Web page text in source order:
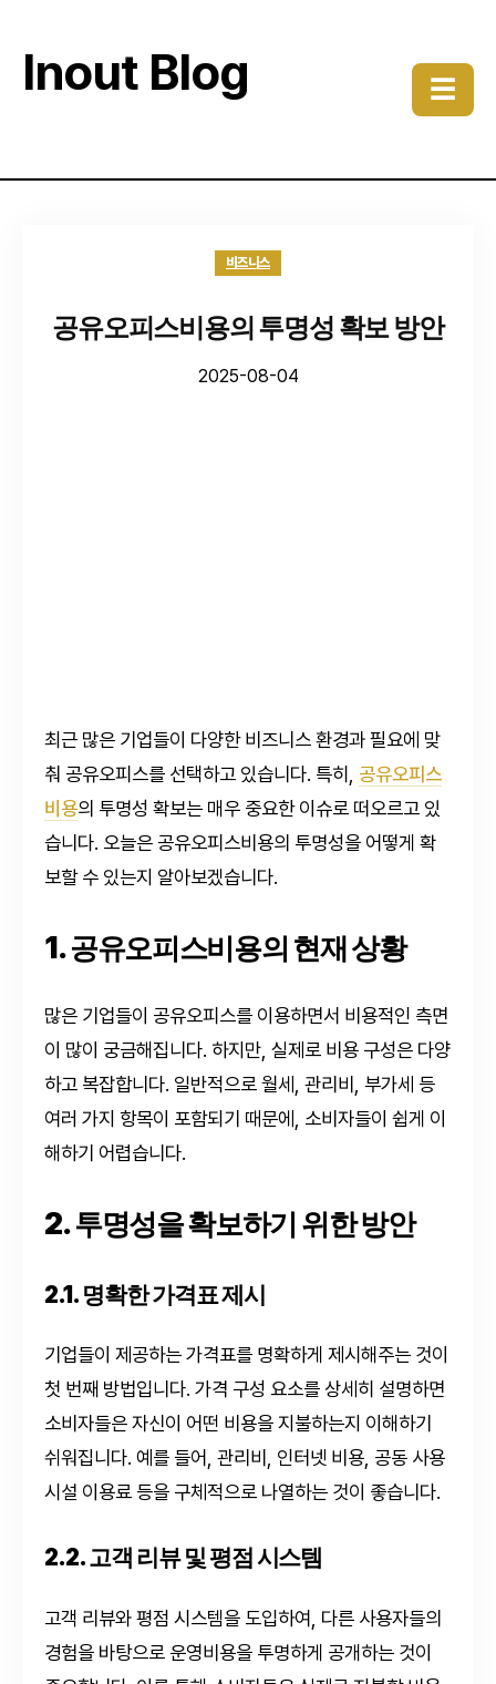
Inout Blog ☰
비즈니스
공유오피스비용의 투명성 확보 방안
2025-08-04
최근 많은 기업들이 다양한 비즈니스 환경과 필요에 맞
춰 공유오피스를 선택하고 있습니다. 특히, 공유오피스
비용의 투명성 확보는 매우 중요한 이슈로 떠오르고 있
습니다. 오늘은 공유오피스비용의 투명성을 어떻게 확
보할 수 있는지 알아보겠습니다.
1. 공유오피스비용의 현재 상황
많은 기업들이 공유오피스를 이용하면서 비용적인 측면
이 많이 궁금해집니다. 하지만, 실제로 비용 구성은 다양
하고 복잡합니다. 일반적으로 월세, 관리비, 부가세 등
여러 가지 항목이 포함되기 때문에, 소비자들이 쉽게 이
해하기 어렵습니다.
2. 투명성을 확보하기 위한 방안
2.1. 명확한 가격표 제시
기업들이 제공하는 가격표를 명확하게 제시해주는 것이
첫 번째 방법입니다. 가격 구성 요소를 상세히 설명하면
소비자들은 자신이 어떤 비용을 지불하는지 이해하기
쉬워집니다. 예를 들어, 관리비, 인터넷 비용, 공동 사용
시설 이용료 등을 구체적으로 나열하는 것이 좋습니다.
2.2. 고객 리뷰 및 평점 시스템
고객 리뷰와 평점 시스템을 도입하여, 다른 사용자들의
경험을 바탕으로 운영비용을 투명하게 공개하는 것이